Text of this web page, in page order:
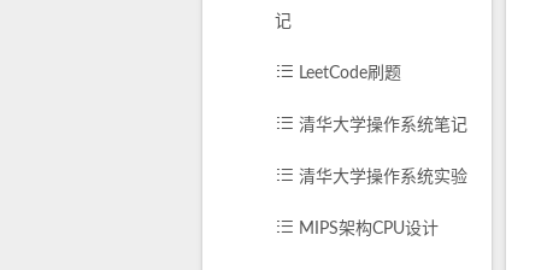
记
LeetCode刷题
清华大学操作系统笔记
清华大学操作系统实验
MIPS架构CPU设计